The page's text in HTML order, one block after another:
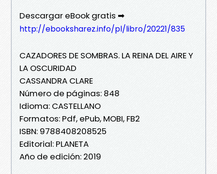
Descargar eBook gratis ➡
http://ebooksharez.info/pl/libro/20221/835
CAZADORES DE SOMBRAS. LA REINA DEL AIRE Y
LA OSCURIDAD
CASSANDRA CLARE
Número de páginas: 848
Idioma: CASTELLANO
Formatos: Pdf, ePub, MOBI, FB2
ISBN: 9788408208525
Editorial: PLANETA
Año de edición: 2019